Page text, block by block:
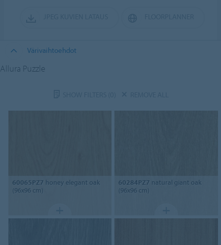
Värivaihtoehdot
Allura Puzzle
60065PZ7 honey elegant oak
(96x96 cm)
60284PZ7 natural giant oak
(96x96 cm)